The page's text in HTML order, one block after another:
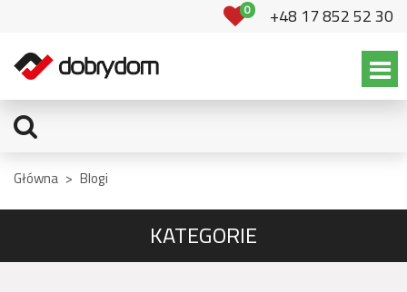
0 +48 17 852 52 30
Główna > Blogi
KATEGORIE